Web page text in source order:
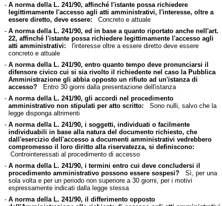
- A norma della L. 241/90, affinché l'istante possa richiedere
legittimamente l'accesso agli atti amministrativi, l'interesse, oltre a
essere diretto, deve essere: Concreto e attuale
- A norma della L. 241/90, ed in base a quanto riportato anche nell'art.
22, affinché l'istante possa richiedere legittimamente l'accesso agli
atti amministrativi: l'interesse oltre a essere diretto deve essere
concreto e attuale
- A norma della L. 241/90, entro quanto tempo deve pronunciarsi il
difensore civico cui si sia rivolto il richiedente nel caso la Pubblica
Amministrazione gli abbia opposto un rifiuto ad un'istanza di
accesso?Entro 30 giorni dalla presentazione dell'istanza
- A norma della L. 241/90, gli accordi nel procedimento
amministrativo non stipulati per atto scritto: Sono nulli, salvo che la
legge disponga altrimenti
- A norma della L. 241/90, i soggetti, individuati o facilmente
individuabili in base alla natura del documento richiesto, che
dall'esercizio dell'accesso a documenti amministrativi vedrebbero
compromesso il loro diritto alla riservatezza, si definiscono:
Controinteressati al procedimento di accesso
- A norma della L. 241/90, i termini entro cui deve concludersi il
procedimento amministrativo possono essere sospesi?Sì, per una
sola volta e per un periodo non superiore a 30 giorni, per i motivi
espressamente indicati dalla legge stessa
- A norma della L. 241/90, il differimento opposto